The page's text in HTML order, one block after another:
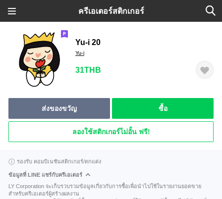
ครีเอเตอร์สติกเกอร์
Yu-i 20
Yu-i
31THB
ส่งของขวัญ ซื้อ
ลองใช้สติกเกอร์ไม่อั้น ฟรี!
รองรับ คอมบิเนชันสติกเกอร์/ตกแต่ง
ข้อมูลที่ LINE แชร์กับครีเอเตอร์
LY Corporation จะเก็บรวบรวมข้อมูลเกี่ยวกับการซื้อเพื่อนำไปใช้ในรายงานยอดขาย
สำหรับครีเอเตอร์ผู้สร้างผลงาน